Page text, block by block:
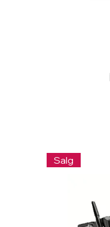
Salg